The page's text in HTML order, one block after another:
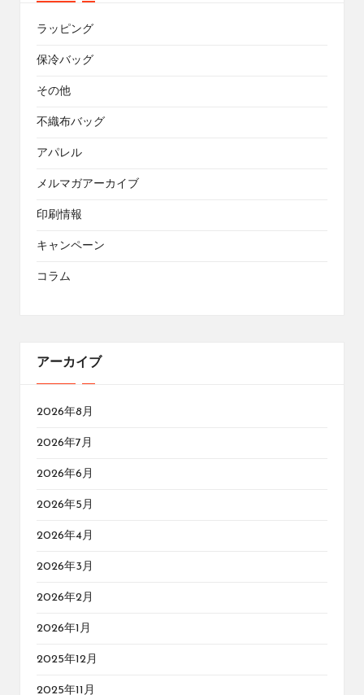
ラッピング
保冷バッグ
その他
不織布バッグ
アパレル
メルマガアーカイブ
印刷情報
キャンペーン
コラム
アーカイブ
2026年8月
2026年7月
2026年6月
2026年5月
2026年4月
2026年3月
2026年2月
2026年1月
2025年12月
2025年11月